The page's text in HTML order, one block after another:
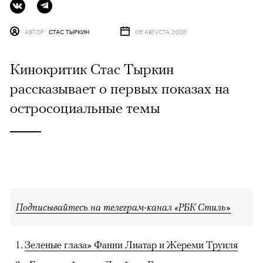
АВТОР СТАС ТЫРКИН 06 АВГУСТА 2026
Кинокритик Стас Тыркин
рассказывает о первых показах на
остросоциальные темы
Подписывайтесь на телеграм-канал «РБК Стиль»
Зеленые глаза» Фанни Лиатар и Жереми Труиля